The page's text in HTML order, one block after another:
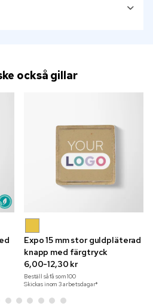
också gillar
Expo 15 mm stor guldpläterad
knapp med färgtryck
6,00-12,30 kr
Beställ så få som100
Skickas inom 3 arbetsdagar*